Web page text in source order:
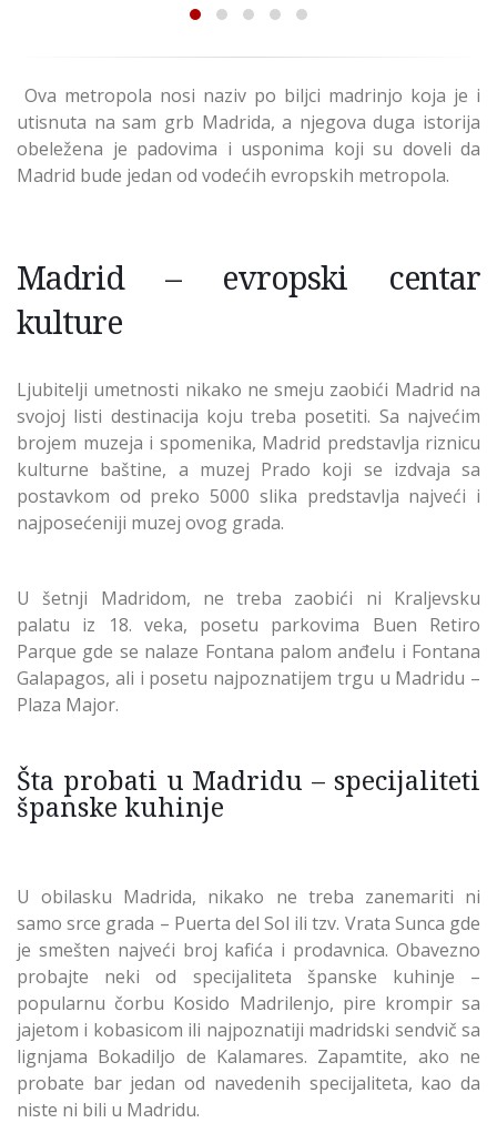
Ova metropola nosi naziv po biljci madrinjo koja je i
utisnuta na sam grb Madrida, a njegova duga istorija
obeležena je padovima i usponima koji su doveli da
Madrid bude jedan od vodećih evropskih metropola.
Madrid – evropski centar
kulture
Ljubitelji umetnosti nikako ne smeju zaobići Madrid na
svojoj listi destinacija koju treba posetiti. Sa najvećim
brojem muzeja i spomenika, Madrid predstavlja riznicu
kulturne baštine, a muzej Prado koji se izdvaja sa
postavkom od preko 5000 slika predstavlja najveći i
najposećeniji muzej ovog grada.
U šetnji Madridom, ne treba zaobići ni Kraljevsku
palatu iz 18. veka, posetu parkovima Buen Retiro
Parque gde se nalaze Fontana palom anđelu i Fontana
Galapagos, ali i posetu najpoznatijem trgu u Madridu –
Plaza Major.
Šta probati u Madridu – specijaliteti
španske kuhinje
U obilasku Madrida, nikako ne treba zanemariti ni
samo srce grada – Puerta del Sol ili tzv. Vrata Sunca gde
je smešten najveći broj kafića i prodavnica. Obavezno
probajte neki od specijaliteta španske kuhinje –
popularnu čorbu Kosido Madrilenjo, pire krompir sa
jajetom i kobasicom ili najpoznatiji madridski sendvič sa
lignjama Bokadiljo de Kalamares. Zapamtite, ako ne
probate bar jedan od navedenih specijaliteta, kao da
niste ni bili u Madridu.